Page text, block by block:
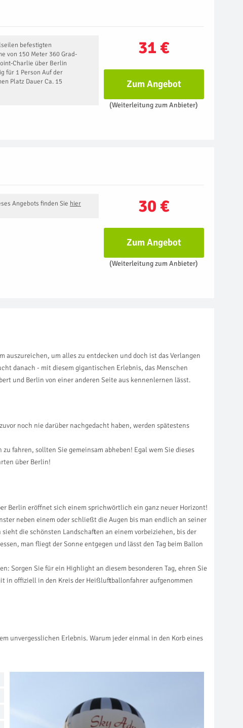
31 €
befestigten
von 150 Meter 360 Grad-
Charlie über Berlin
für 1 Person Auf der
Platz Dauer Ca. 15
Zum Angebot
(Weiterleitung zum Anbieter)
30 €
Angebots finden Sie hier
Zum Angebot
(Weiterleitung zum Anbieter)
auszureichen, um alles zu entdecken und doch ist das Verlangen
danach - mit diesem gigantischen Erlebnis, das Menschen
und Berlin von einer anderen Seite aus kennenlernen lässt.
noch nie darüber nachgedacht haben, werden spätestens
fahren, sollten Sie gemeinsam abheben! Egal wem Sie dieses
über Berlin!
Berlin eröffnet sich einem sprichwörtlich ein ganz neuer Horizont!
neben einem oder schließt die Augen bis man endlich an seiner
die schönsten Landschaften an einem vorbeiziehen, bis der
man fliegt der Sonne entgegen und lässt den Tag beim Ballon
Sorgen Sie für ein Highlight an diesem besonderen Tag, ehren Sie
in offiziell in den Kreis der Heißluftballonfahrer aufgenommen
unvergesslichen Erlebnis. Warum jeder einmal in den Korb eines